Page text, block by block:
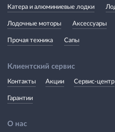
Катера и алюминиевые лодки
Лодочные моторы Аксессуары
Прочая техника Сапы
Клиентский сервис
Контакты Акции Сервис-центр
Гарантии
О нас